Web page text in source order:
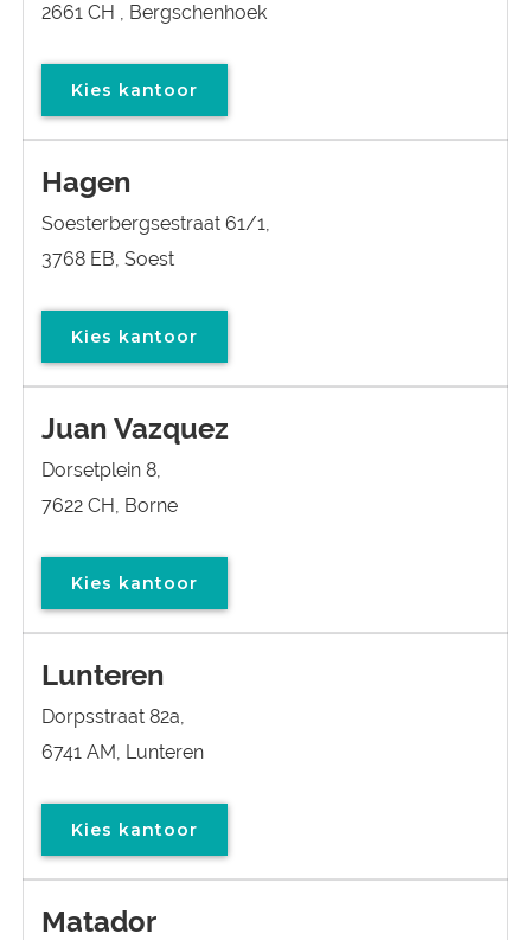
2661 CH , Bergschenhoek
Kies kantoor
Hagen
Soesterbergsestraat 61/1,
3768 EB, Soest
Kies kantoor
Juan Vazquez
Dorsetplein 8,
7622 CH, Borne
Kies kantoor
Lunteren
Dorpsstraat 82a,
6741 AM, Lunteren
Kies kantoor
Matador